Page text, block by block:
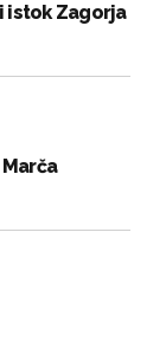
istok Zagorja